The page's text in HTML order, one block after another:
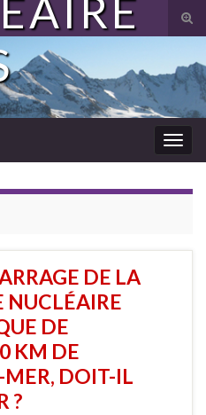
DE LA
NUCLÉAIRE
DE
KM DE
DOIT-IL
?